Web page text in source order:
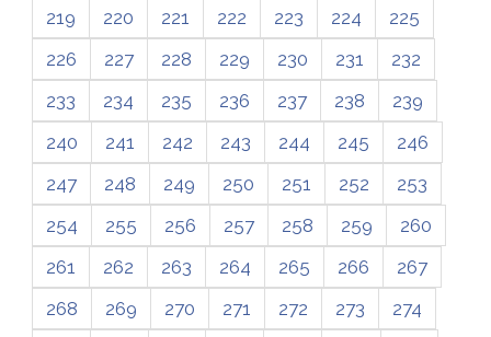
219
220 221 222 223 224
225
226
227 228 229 230 231
232
233
234 235 236 237 238
239
240
241 242 243 244 245
246
247
248 249 250 251 252
253
254
255 256 257 258 259
260
261
262 263 264 265 266
267
268
269 270 271 272 273
274